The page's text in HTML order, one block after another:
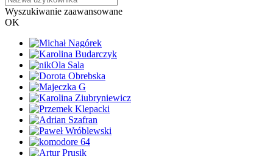
Wyszukiwanie zaawansowane
OK